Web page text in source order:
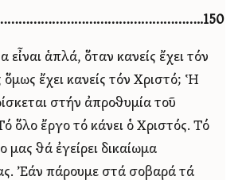
ἁπλά, ὅταν κανείς ἔχει τόν
ἔχει κανείς τόν Χριστό; Ἡ
στήν ἀπροθυμία τοῦ
ὅλο ἔργο τό κάνει ὁ Χριστός. Τό
μας θά ἐγείρει δικαίωμα
Ἐάν πάρουμε στά σοβαρά τά